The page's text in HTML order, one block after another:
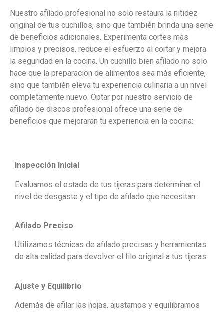
Nuestro afilado profesional no solo restaura la nitidez
original de tus cuchillos, sino que también brinda una serie
de beneficios adicionales. Experimenta cortes más
limpios y precisos, reduce el esfuerzo al cortar y mejora
la seguridad en la cocina. Un cuchillo bien afilado no solo
hace que la preparación de alimentos sea más eficiente,
sino que también eleva tu experiencia culinaria a un nivel
completamente nuevo. Optar por nuestro servicio de
afilado de discos profesional ofrece una serie de
beneficios que mejorarán tu experiencia en la cocina:
Inspección Inicial
Evaluamos el estado de tus tijeras para determinar el
nivel de desgaste y el tipo de afilado que necesitan.
Afilado Preciso
Utilizamos técnicas de afilado precisas y herramientas
de alta calidad para devolver el filo original a tus tijeras.
Ajuste y Equilibrio
Además de afilar las hojas, ajustamos y equilibramos